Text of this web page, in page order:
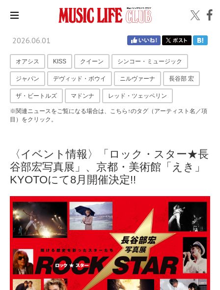
2026.06.01
オアシス KISS クイーン シンコー・ミュージック
ジャパン デヴィッド・ボウイ ニルヴァーナ 長谷部 宏
ザ・ビートルズ マドンナ レッド・ツェッペリン
※関連ニュースをご覧になる場合は、こちら↑のタグ（アーティスト名／項
目）をクリック。
〈イベント情報〉「ロック・スター★長
谷部宏写真展」、京都・美術館「えき」
KYOTOにて8月開催決定!!